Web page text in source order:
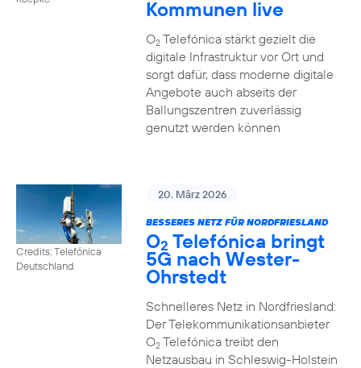
Kommunen live
O2Telefónica stärkt gezielt die
digitale Infrastruktur vor Ort und
sorgt dafür, dass moderne digitale
Angebote auch abseits der
Ballungszentren zuverlässig
genutzt werden können
Credits: Telefónica
Deutschland
20. März 2026
BESSERES NETZ FÜR NORDFRIESLAND
O2 Telefónica bringt
5G nach Wester-
Ohrstedt
Schnelleres Netz in Nordfriesland:
Der Telekommunikationsanbieter
O2Telefónica treibt den
Netzausbau in Schleswig-Holstein